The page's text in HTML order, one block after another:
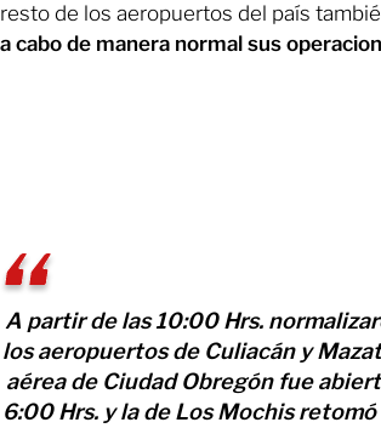
resto de los aeropuertos del país
a cabo de manera normal sus
A partir de las 10:00 Hrs.
los aeropuertos de Culiacán y
aérea de Ciudad Obregón fue
6:00 Hrs. y la de Los Mochis